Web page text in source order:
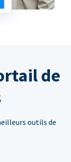
de
outils de